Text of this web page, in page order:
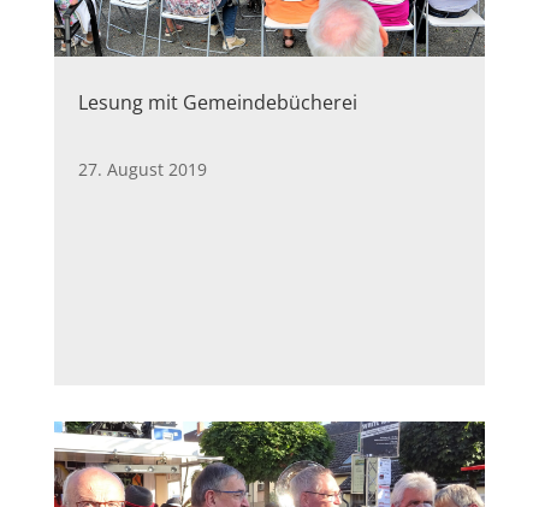
Lesung mit Gemeindebücherei
27. August 2019